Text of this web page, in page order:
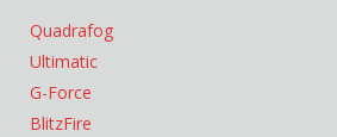
Quadrafog
Ultimatic
G-Force
BlitzFire